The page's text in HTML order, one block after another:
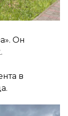
Он
в